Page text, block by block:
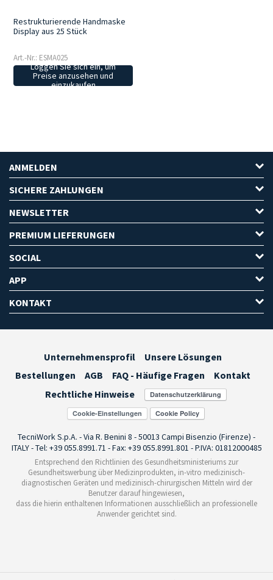
Restrukturierende Handmaske
Display aus 25 Stück
Art.-Nr.: ESMA025
Loggen Sie sich ein, um
Preise anzusehen und
einzukaufen
ANMELDEN
SICHERE ZAHLUNGEN
NEWSLETTER
PREMIUM LIEFERUNGEN
SOCIAL
APP
KONTAKT
Unternehmensprofil
Unsere Lösungen
Bestellungen
AGB FAQ - Häufige Fragen
Kontakt
Rechtliche Hinweise
Cookie-Einstellungen
TecniWork S.p.A. - Via R. Benini 8 - 50013 Campi Bisenzio (Firenze) -
ITALY - Tel: +39 055.8991.71 - Fax: +39 055.8991.801 - P.IVA: 01812000485
Entsprechend den Richtlinien des Gesundheitsministeriums zur
Gesundheitswerbung über Medizinprodukten, in-vitro medizinisch-
diagnostischen Geräten und medizinisch-chirurgischen Mitteln wird der
Benutzer darauf hingewiesen,
dass die hierin enthaltenen Informationen ausschließlich an professionelle
Anwender gerichtet sind.